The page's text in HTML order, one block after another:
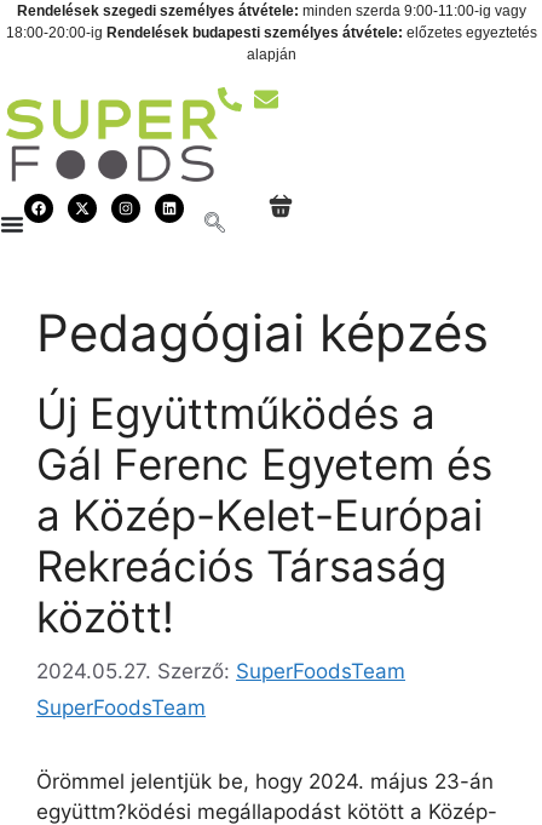
Rendelések szegedi személyes átvétele: minden szerda 9:00-11:00-ig vagy
18:00-20:00-ig Rendelések budapesti személyes átvétele: előzetes egyeztetés
alapján
Pedagógiai képzés
Új Együttműködés a
Gál Ferenc Egyetem és
a Közép-Kelet-Európai
Rekreációs Társaság
között!
2024.05.27. Szerző: SuperFoodsTeam
SuperFoodsTeam
Örömmel jelentjük be, hogy 2024. május 23-án
együttm?ködési megállapodást kötött a Közép-